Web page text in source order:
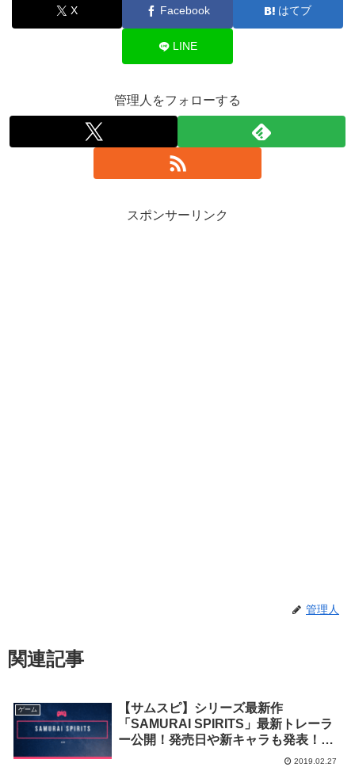
X Facebook はてブ
LINE
管理人をフォローする
スポンサーリンク
管理人
関連記事
ゲーム
【サムスピ】シリーズ最新作
「SAMURAI SPIRITS」最新トレーラ
ー公開！発売日や新キャラも発表！
2019.02.27